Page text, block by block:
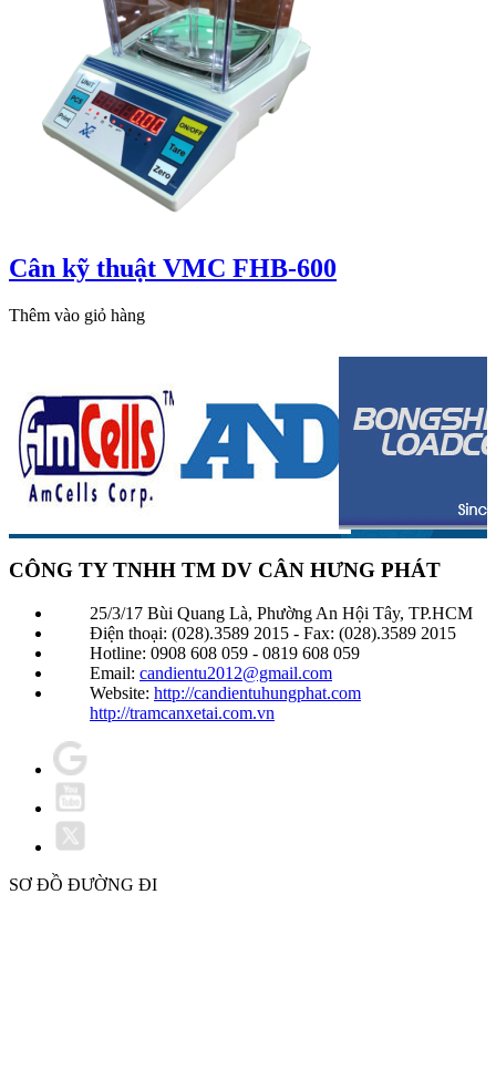
Cân kỹ thuật VMC FHB-600
Thêm vào giỏ hàng
CÔNG TY TNHH TM DV CÂN HƯNG PHÁT
25/3/17 Bùi Quang Là, Phường An Hội Tây, TP.HCM
Điện thoại: (028).3589 2015 - Fax: (028).3589 2015
Hotline: 0908 608 059 - 0819 608 059
Email: candientu2012@gmail.com
Website: http://candientuhungphat.com
http://tramcanxetai.com.vn
SƠ ĐỒ ĐƯỜNG ĐI